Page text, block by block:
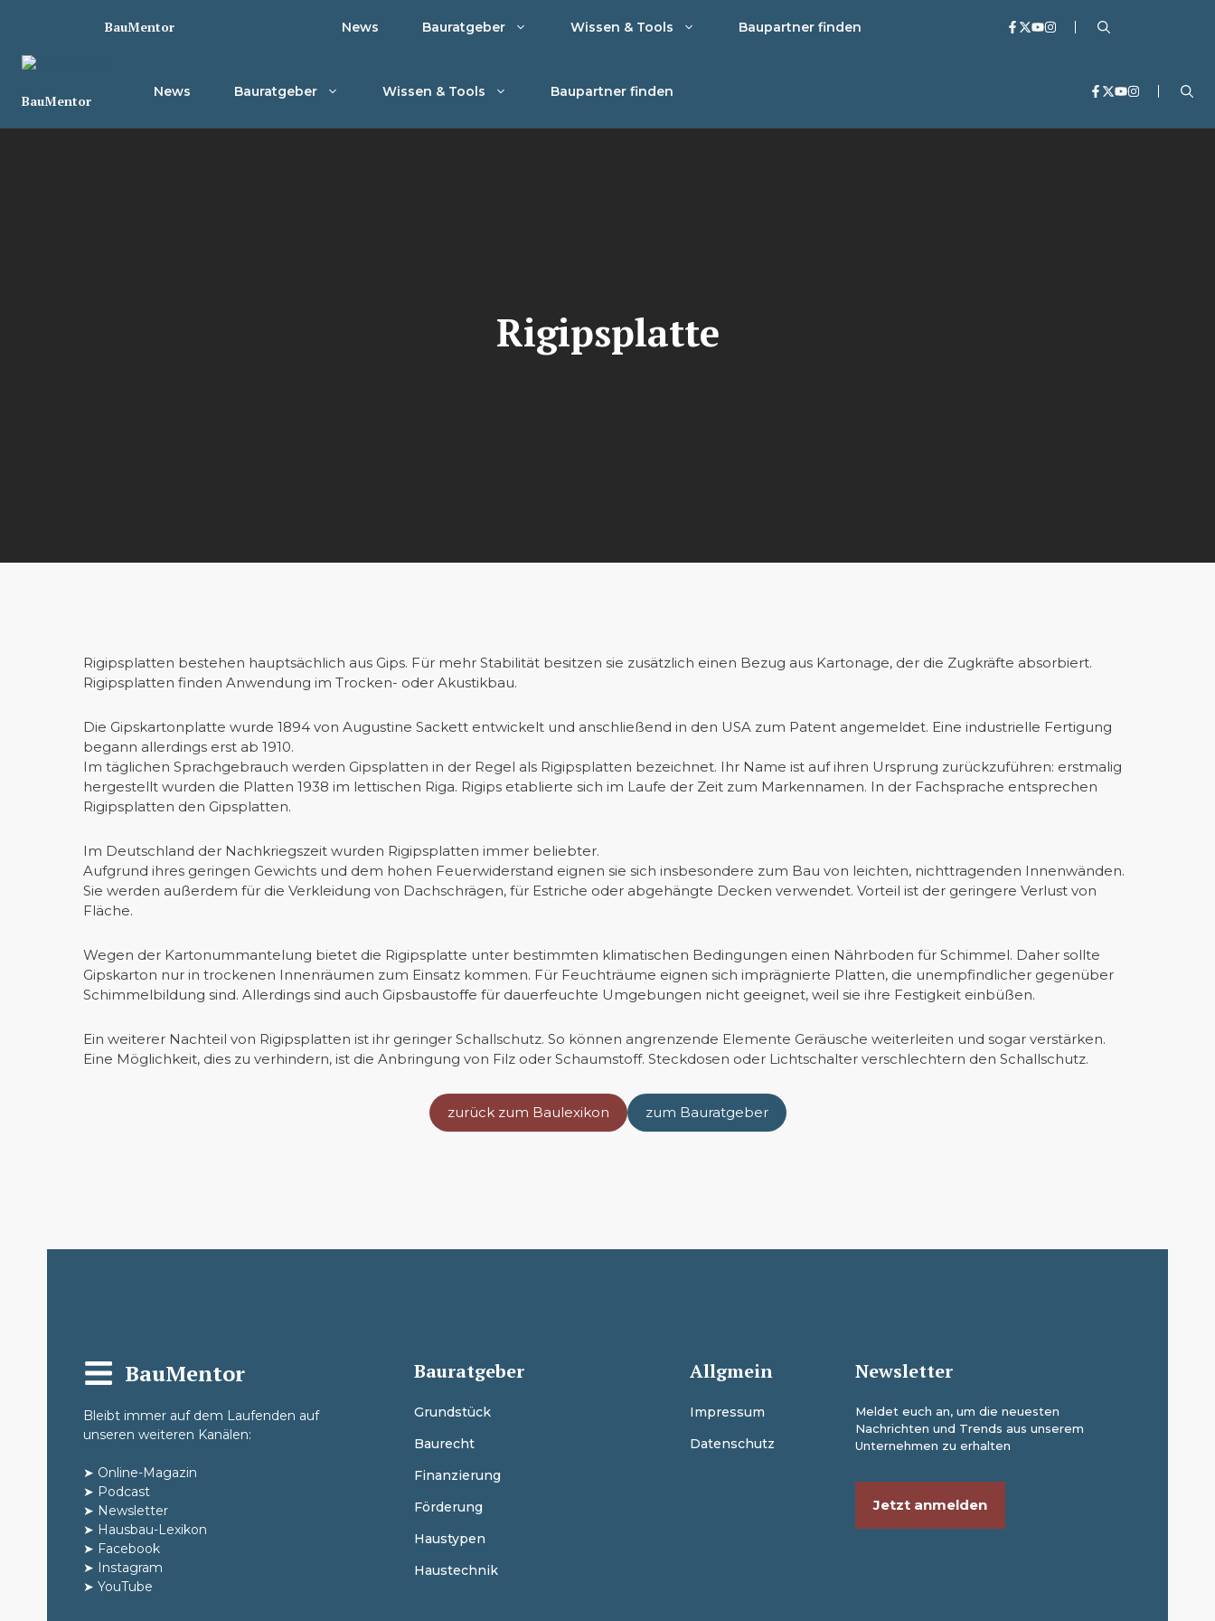
BauMentor News Bauratgeber Wissen & Tools Baupartner finden
BauMentor
News Bauratgeber Wissen & Tools Baupartner finden
Rigipsplatte
Rigipsplatten bestehen hauptsächlich aus Gips. Für mehr Stabilität besitzen sie zusätzlich einen Bezug aus Kartonage, der die Zugkräfte absorbiert.
Rigipsplatten finden Anwendung im Trocken- oder Akustikbau.
Die Gipskartonplatte wurde 1894 von Augustine Sackett entwickelt und anschließend in den USA zum Patent angemeldet. Eine industrielle Fertigung
begann allerdings erst ab 1910.
Im täglichen Sprachgebrauch werden Gipsplatten in der Regel als Rigipsplatten bezeichnet. Ihr Name ist auf ihren Ursprung zurückzuführen: erstmalig
hergestellt wurden die Platten 1938 im lettischen Riga. Rigips etablierte sich im Laufe der Zeit zum Markennamen. In der Fachsprache entsprechen
Rigipsplatten den Gipsplatten.
Im Deutschland der Nachkriegszeit wurden Rigipsplatten immer beliebter.
Aufgrund ihres geringen Gewichts und dem hohen Feuerwiderstand eignen sie sich insbesondere zum Bau von leichten, nichttragenden Innenwänden.
Sie werden außerdem für die Verkleidung von Dachschrägen, für Estriche oder abgehängte Decken verwendet. Vorteil ist der geringere Verlust von
Fläche.
Wegen der Kartonummantelung bietet die Rigipsplatte unter bestimmten klimatischen Bedingungen einen Nährboden für Schimmel. Daher sollte
Gipskarton nur in trockenen Innenräumen zum Einsatz kommen. Für Feuchträume eignen sich imprägnierte Platten, die unempfindlicher gegenüber
Schimmelbildung sind. Allerdings sind auch Gipsbaustoffe für dauerfeuchte Umgebungen nicht geeignet, weil sie ihre Festigkeit einbüßen.
Ein weiterer Nachteil von Rigipsplatten ist ihr geringer Schallschutz. So können angrenzende Elemente Geräusche weiterleiten und sogar verstärken.
Eine Möglichkeit, dies zu verhindern, ist die Anbringung von Filz oder Schaumstoff. Steckdosen oder Lichtschalter verschlechtern den Schallschutz.
zurück zum Baulexikon zum Bauratgeber
BauMentor
Bleibt immer auf dem Laufenden auf
unseren weiteren Kanälen:
➤ Online-Magazin
➤ Podcast
➤ Newsletter
➤ Hausbau-Lexikon
➤ Facebook
➤ Instagram
➤ YouTube
Bauratgeber
Grundstück
Baurecht
Finanzierung
Förderung
Haustypen
Haustechnik
Allgmein
Impressum
Datenschutz
Newsletter
Meldet euch an, um die neuesten
Nachrichten und Trends aus unserem
Unternehmen zu erhalten
Jetzt anmelden